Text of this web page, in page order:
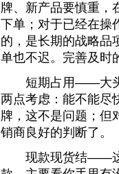
牌、新产品要慎重，
下单；对于已经在操
的，是长期的战略品
单也不迟。完善及时
短期占用——大头
两点考虑：能不能尽
牌，这不是问题；但
销商良好的判断了。
现款现货结——这